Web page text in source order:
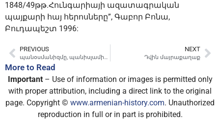
1848/49թթ.Հունգարիայի ազատագրական
պայքարի հայ հերոսները”, Գաբոր Բոնա,
Բուդապեշտ 1996:
PREVIOUS
պանօսմանիզմը, պանիսլամիզմը, պանթուրքիզմը եւ Հայաստանը
NEXT
Դվին մայրաքաղաք
More to Read
Important– Use of information or images is permitted only
with proper attribution, including a direct link to the original
page. Copyright © www.armenian-history.com. Unauthorized
reproduction in full or in part is prohibited.